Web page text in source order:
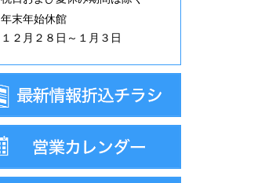
年末年始休館
１２月２８日～１月３日